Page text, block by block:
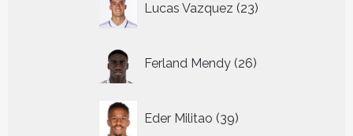
Lucas Vazquez 23
producten
Ferland Mendy 26
producten
Eder Militao 39
producten